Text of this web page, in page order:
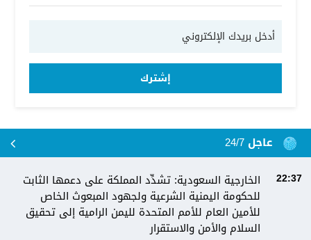
إشترك
عاجل 24/7
22:37
الخارجية السعودية: تشدِّد المملكة على دعمها الثابت
للحكومة اليمنية الشرعية ولجهود المبعوث الخاص
للأمين العام للأمم المتحدة لليمن الرامية إلى تحقيق
السلام والأمن والاستقرار